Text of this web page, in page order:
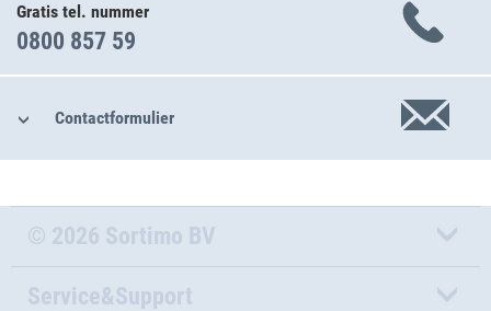
Gratis tel. nummer
0800 857 59
Contactformulier
© 2026 Sortimo BV
Service&Support